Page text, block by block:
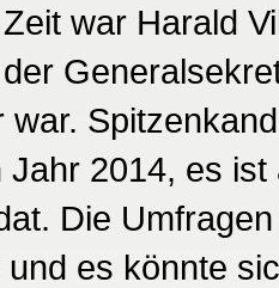
war Harald
war.
Jahr 2014, es
Die
und es könnte